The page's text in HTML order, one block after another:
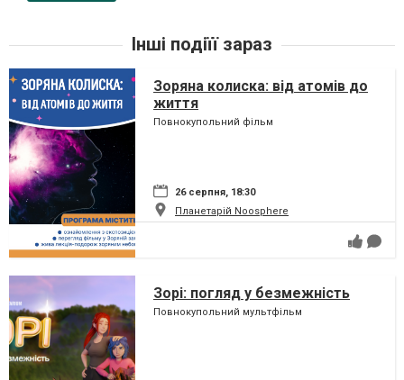
Інші подіїї зараз
Зоряна колиска: від атомів до
життя
Повнокупольний фільм
26 серпня, 18:30
Планетарій Noosphere
Зорі: погляд у безмежність
Повнокупольний мультфільм